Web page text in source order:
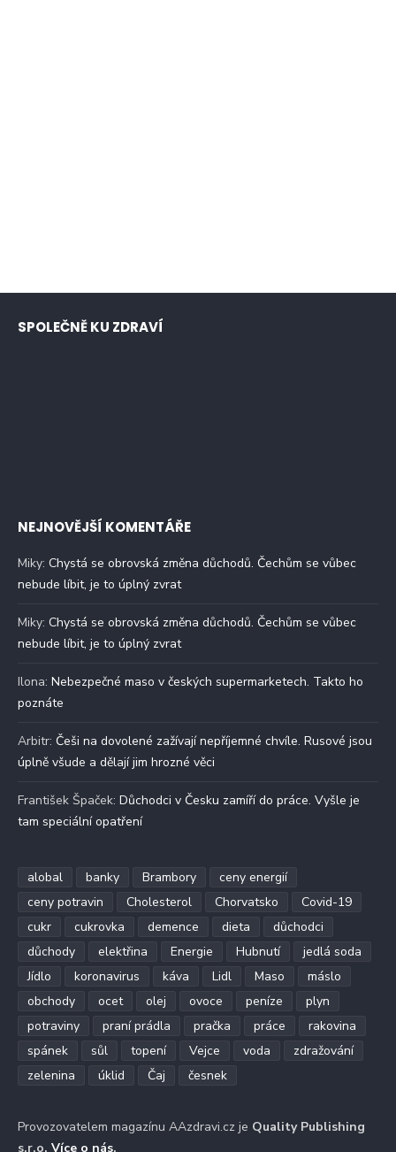
SPOLEČNĚ KU ZDRAVÍ
NEJNOVĚJŠÍ KOMENTÁŘE
Miky: Chystá se obrovská změna důchodů. Čechům se vůbec
nebude líbit, je to úplný zvrat
Miky: Chystá se obrovská změna důchodů. Čechům se vůbec
nebude líbit, je to úplný zvrat
Ilona: Nebezpečné maso v českých supermarketech. Takto ho
poznáte
Arbitr: Češi na dovolené zažívají nepříjemné chvíle. Rusové jsou
úplně všude a dělají jim hrozné věci
František Špaček: Důchodci v Česku zamíří do práce. Vyšle je
tam speciální opatření
alobal banky Brambory
ceny energií
ceny potravin
Cholesterol Chorvatsko
Covid-19
cukr
cukrovka demence dieta
důchodci
důchody
elektřina Energie Hubnutí
jedlá soda
Jídlo
koronavirus káva Lidl Maso
máslo
obchody
ocet olej ovoce peníze
plyn
potraviny
praní prádla pračka práce
rakovina
spánek
sůl topení Vejce voda
zdražování
zelenina
úklid Čaj česnek
Provozovatelem magazínu AAzdravi.cz je Quality Publishing
s.r.o. Více o nás.